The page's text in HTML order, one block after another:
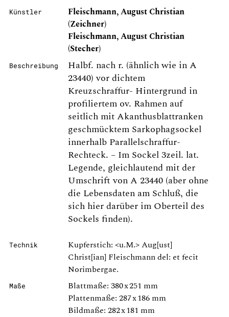
Künstler
Fleischmann, August Christian
(Zeichner)
Fleischmann, August Christian
(Stecher)
Beschreibung
Halbf. nach r. (ähnlich wie in A
23440) vor dichtem
Kreuzschraffur- Hintergrund in
profiliertem ov. Rahmen auf
seitlich mit Akanthusblattranken
geschmücktem Sarkophagsockel
innerhalb Parallelschraffur-
Rechteck. – Im Sockel 3zeil. lat.
Legende, gleichlautend mit der
Umschrift von A 23440 (aber ohne
die Lebensdaten am Schluß, die
sich hier darüber im Oberteil des
Sockels finden).
Technik
Kupferstich: <u.M.> Aug[ust]
Christ[ian] Fleischmann del: et fecit
Norimbergae.
Maße
Blattmaße: 380 x 251 mm
Plattenmaße: 287 x 186 mm
Bildmaße: 282 x 181 mm